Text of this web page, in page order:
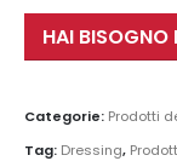
HAI BISOGNO
Categorie: Prodotti
Tag: Dressing,